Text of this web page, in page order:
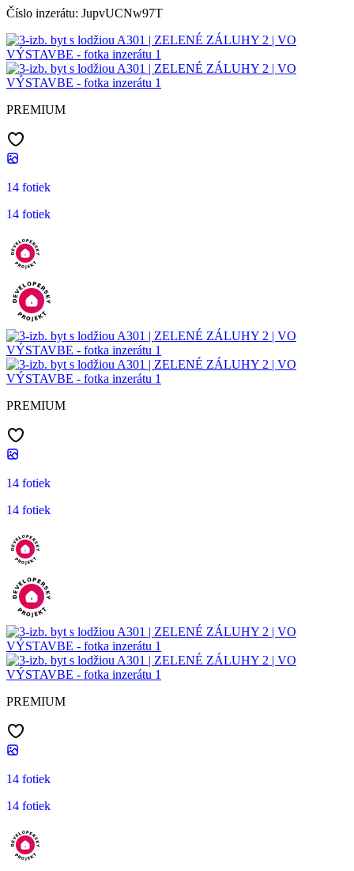
Číslo inzerátu: JupvUCNw97T
PREMIUM
14 fotiek
14 fotiek
PREMIUM
14 fotiek
14 fotiek
PREMIUM
14 fotiek
14 fotiek